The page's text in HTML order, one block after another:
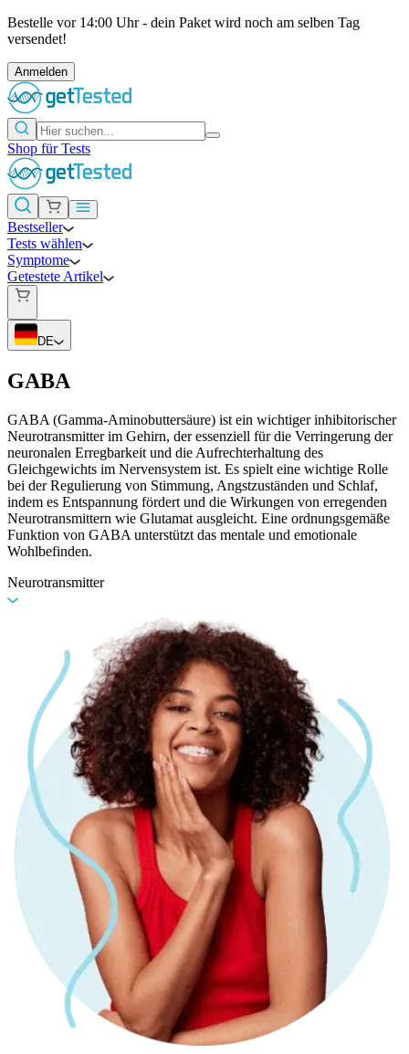
Bestelle vor 14:00 Uhr - dein Paket wird noch am selben Tag
versendet!
Anmelden
Shop für Tests
Bestseller
Tests wählen
Symptome
Getestete Artikel
DE
GABA
GABA (Gamma-Aminobuttersäure) ist ein wichtiger inhibitorischer
Neurotransmitter im Gehirn, der essenziell für die Verringerung der
neuronalen Erregbarkeit und die Aufrechterhaltung des
Gleichgewichts im Nervensystem ist. Es spielt eine wichtige Rolle
bei der Regulierung von Stimmung, Angstzuständen und Schlaf,
indem es Entspannung fördert und die Wirkungen von erregenden
Neurotransmittern wie Glutamat ausgleicht. Eine ordnungsgemäße
Funktion von GABA unterstützt das mentale und emotionale
Wohlbefinden.
Neurotransmitter